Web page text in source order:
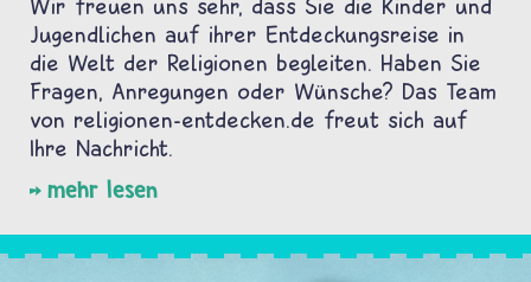
Wir freuen uns sehr, dass Sie die Kinder und
Jugendlichen auf ihrer Entdeckungsreise in
die Welt der Religionen begleiten. Haben Sie
Fragen, Anregungen oder Wünsche? Das Team
von religionen-entdecken.de freut sich auf
Ihre Nachricht.
mehr lesen